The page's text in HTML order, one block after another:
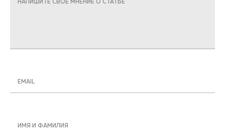
НАПИШИТЕ СВОЕ МНЕНИЕ О СТАТЬЕ
EMAIL
ИМЯ И ФАМИЛИЯ